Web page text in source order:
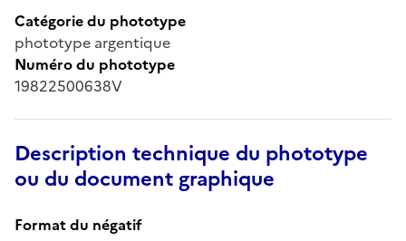
Catégorie du phototype
phototype argentique
Numéro du phototype
19822500638V
Description technique du phototype
ou du document graphique
Format du négatif